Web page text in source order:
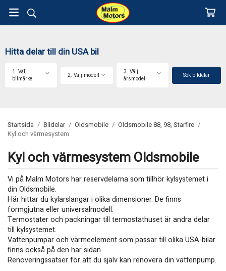
Hitta delar till din USA bil
1. Välj
bilmärke
2. Välj modell
3. Välj
årsmodell
Sök bildelar
Startsida / Bildelar / Oldsmobile / Oldsmobile 88, 98, Starfire /
Kyl och värmesystem
Kyl och värmesystem Oldsmobile
Vi på Malm Motors har reservdelarna som tillhör kylsystemet i
din Oldsmobile.
Här hittar du kylarslangar i olika dimensioner. De finns
formgjutna eller universalmodell.
Termostater och packningar till termostathuset är andra delar
till kylsystemet.
Vattenpumpar och värmeelement som passar till olika USA-bilar
finns också på den här sidan.
Renoveringssatser för att du själv kan renovera din vattenpump.